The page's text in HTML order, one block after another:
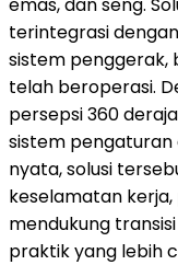
terintegrasi
sistem penggerak,
telah beroperasi.
persepsi 360
sistem
nyata, solusi
keselamatan
mendukung
praktik yang lebih